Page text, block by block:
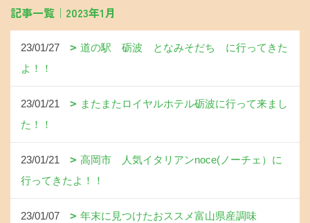
記事一覧｜2023年1月
23/01/27
道の駅 砺波 となみそだち に行ってきた
よ！！
23/01/21
またまたロイヤルホテル砺波に行って来まし
た！！
23/01/21
高岡市 人気イタリアンnoce(ノーチェ）に
行ってきたよ！！
23/01/07
年末に見つけたおススメ富山県産調味